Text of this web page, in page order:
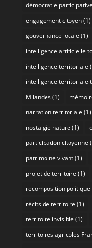
démocratie participative
engagement citoyen(1)
gouvernance locale (1)
intelligence artificielle
intelligence territoriale
intelligence territoriale
Milandes(1)
narration territoriale (1)
nostalgie nature (1)
participation citoyenne
patrimoine vivant(1)
projet de territoire (1)
recomposition politique
récits de territoire (1)
territoire invisible (1)
territoires agricoles